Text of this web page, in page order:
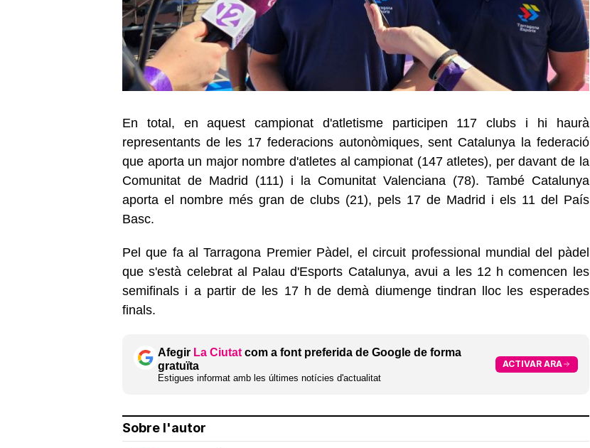
En total, en aquest campionat d'atletisme participen 117 clubs i hi haurà
representants de les 17 federacions autonòmiques, sent Catalunya la federació
que aporta un major nombre d'atletes al campionat (147 atletes), per davant de la
Comunitat de Madrid (111) i la Comunitat Valenciana (78). També Catalunya
aporta el nombre més gran de clubs (21), pels 17 de Madrid i els 11 del País
Basc.
Pel que fa al Tarragona Premier Pàdel, el circuit professional mundial del pàdel
que s'està celebrat al Palau d'Esports Catalunya, avui a les 12 h comencen les
semifinals i a partir de les 17 h de demà diumenge tindran lloc les esperades
finals.
Afegir La Ciutat com a font preferida de Google de forma
gratuïta
Estigues informat amb les últimes notícies d'actualitat
ACTIVAR ARA
Sobre l'autor